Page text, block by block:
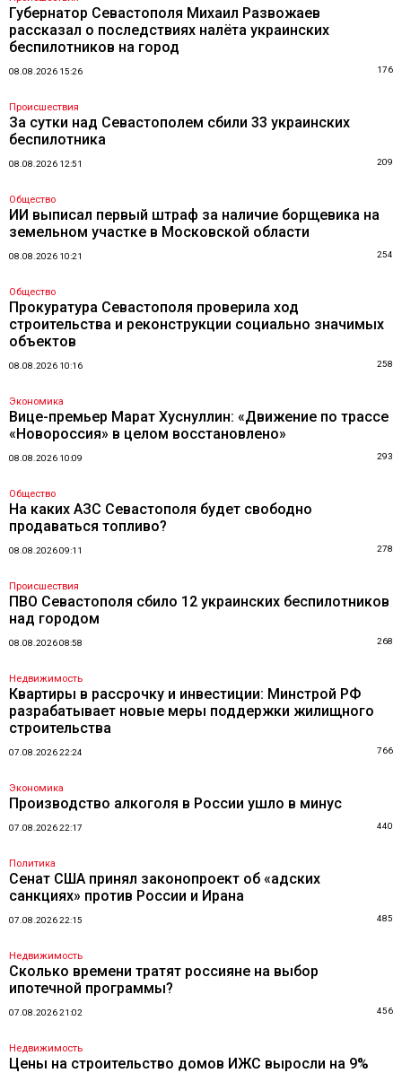
Губернатор Севастополя Михаил Развожаев
рассказал о последствиях налёта украинских
беспилотников на город
08.08.2026 15:26 176
Происшествия
За сутки над Севастополем сбили 33 украинских
беспилотника
08.08.2026 12:51 209
Общество
ИИ выписал первый штраф за наличие борщевика на
земельном участке в Московской области
08.08.2026 10:21 254
Общество
Прокуратура Севастополя проверила ход
строительства и реконструкции социально значимых
объектов
08.08.2026 10:16 258
Экономика
Вице-премьер Марат Хуснуллин: «Движение по трассе
«Новороссия» в целом восстановлено»
08.08.2026 10:09 293
Общество
На каких АЗС Севастополя будет свободно
продаваться топливо?
08.08.2026 09:11 278
Происшествия
ПВО Севастополя сбило 12 украинских беспилотников
над городом
08.08.2026 08:58 268
Недвижимость
Квартиры в рассрочку и инвестиции: Минстрой РФ
разрабатывает новые меры поддержки жилищного
строительства
07.08.2026 22:24 766
Экономика
Производство алкоголя в России ушло в минус
07.08.2026 22:17 440
Политика
Сенат США принял законопроект об «адских
санкциях» против России и Ирана
07.08.2026 22:15 485
Недвижимость
Сколько времени тратят россияне на выбор
ипотечной программы?
07.08.2026 21:02 456
Недвижимость
Цены на строительство домов ИЖС выросли на 9%